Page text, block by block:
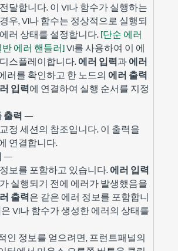
달합니다. 이 VI나 함수가 실행하는
우, VI나 함수는 정상적으로 실행되
러 상태를 설정합니다.[단순 에러
반 에러 핸들러]VI를 사용하여 이 에
스플레이합니다.에러 입력과에러
러를 확인하고 한 노드의 에러 출력
입력에 연결하여 실행 순서를 지정
출력 —
정 세션의 참조입니다. 이 출력을
연결합니다.
—
보를 포함하고 있습니다.에러 입력
실행되기 전에 에러가 발생했음을
출력은 같은 에러 정보를 포함합니
은 VI나 함수가 생성한 에러의 상태를
인 정보를 얻으려면, 프런트패널의